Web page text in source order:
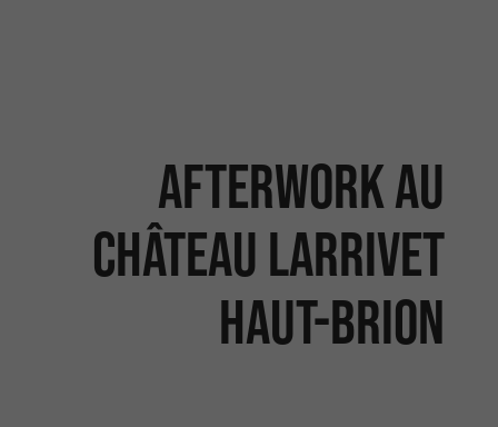
Afterwork au
Château Larrivet
Haut-Brion